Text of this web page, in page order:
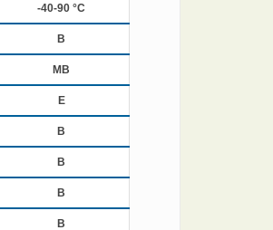
-40-90 °C
B
MB
E
B
B
B
B